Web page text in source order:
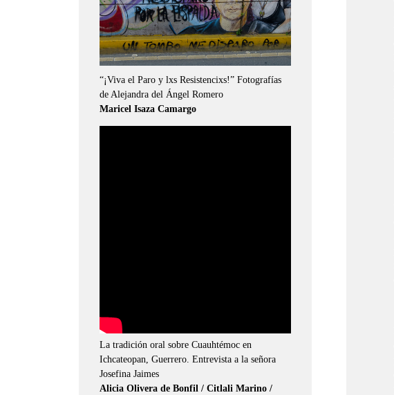
“¡Viva el Paro y lxs Resistencixs!” Fotografías
de Alejandra del Ángel Romero
Maricel Isaza Camargo
La tradición oral sobre Cuauhtémoc en
Ichcateopan, Guerrero. Entrevista a la señora
Josefina Jaimes
Alicia Olivera de Bonfil / Citlali Marino /